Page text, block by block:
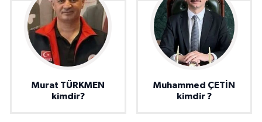
Murat TÜRKMEN
kimdir?
Muhammed ÇETİN
kimdir ?